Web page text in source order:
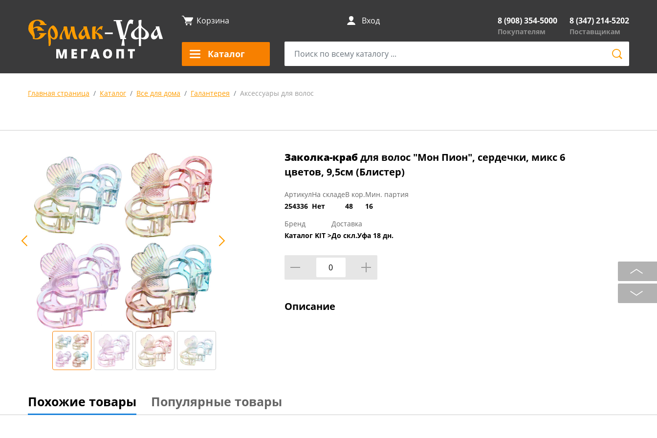
Корзина Вход 8 (908) 354-5000
Покупателям
8 (347) 214-5202
Поставщикам
Каталог
Главная страница Каталог Все для дома Галантерея Аксессуары для волос
Заколка-крабдля волос "Мон Пион", сердечки, микс 6
цветов, 9,5см (Блистер)
Артикул
254336
На складе
Нет
В кор.
48
Мин. партия
16
Бренд
Каталог KIT >
Доставка
До скл.Уфа 18 дн.
Описание
Похожие товары Популярные товары